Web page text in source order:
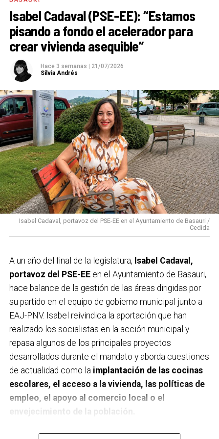
Isabel Cadaval (PSE-EE): “Estamos
pisando a fondo el acelerador para
crear vivienda asequible”
Hace 3 semanas
21/07/2026
Silvia Andrés
Isabel Cadaval, portavoz del PSE-EE en el Ayuntamiento de Basauri /
Cedida
A un año del final de la legislatura, Isabel Cadaval,
portavoz del PSE-EEen el Ayuntamiento de Basauri,
hace balance de la gestión de las áreas dirigidas por
su partido en el equipo de gobierno municipal junto a
EAJ-PNV. Isabel reivindica la aportación que han
realizado los socialistas en la acción municipal y
repasa algunos de los principales proyectos
desarrollados durante el mandato y aborda cuestiones
de actualidad como la implantación de las cocinas
escolares, el acceso a la vivienda, las políticas de
empleo, el apoyo al comercio local o el
envejecimiento de la población.
A un año de acabar la legislatura, ¿qué balance